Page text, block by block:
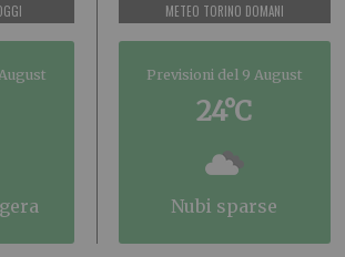
METEO TORINO DOMANI
Previsioni del 9 August
24°C
nubi sparse